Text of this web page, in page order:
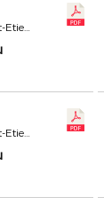
16 - Commission des Jeunes Saint-Etienne
16 - Commission des Jeunes Saint-Etienne